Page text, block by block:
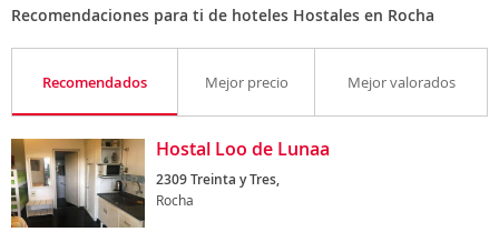
Recomendaciones para ti de hoteles Hostales en Rocha
Recomendados Mejor precio Mejor valorados
Hostal Loo de Lunaa
2309 Treinta y Tres,
Rocha